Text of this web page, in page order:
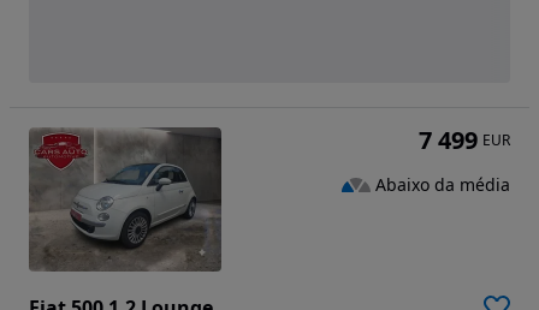
7 499 EUR
Abaixo da média